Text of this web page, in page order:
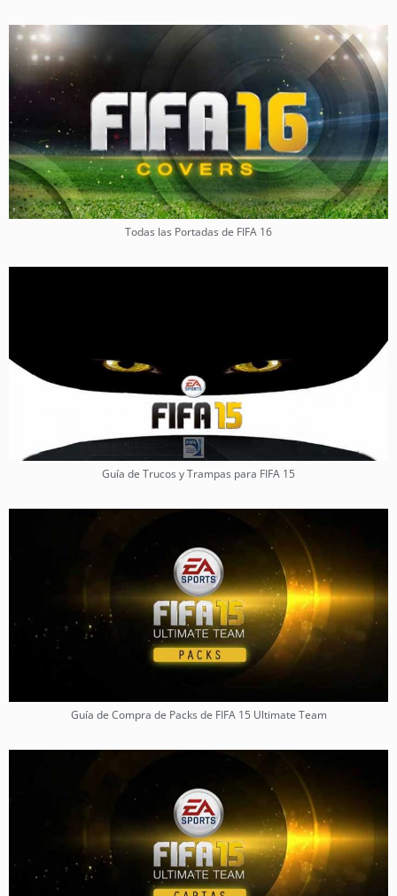
Todas las Portadas de FIFA 16
Guía de Trucos y Trampas para FIFA 15
Guía de Compra de Packs de FIFA 15 Ultimate Team